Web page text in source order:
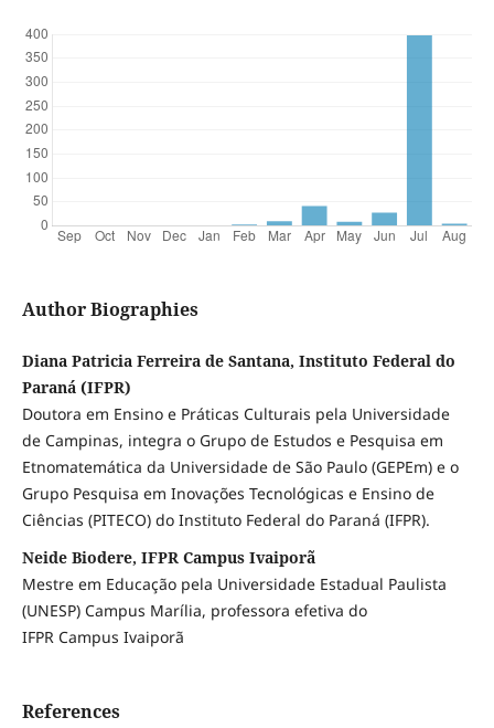
Author Biographies
Diana Patricia Ferreira de Santana, Instituto Federal do
Paraná (IFPR)
Doutora em Ensino e Práticas Culturais pela Universidade
de Campinas, integra o Grupo de Estudos e Pesquisa em
Etnomatemática da Universidade de São Paulo (GEPEm) e o
Grupo Pesquisa em Inovações Tecnológicas e Ensino de
Ciências (PITECO) do Instituto Federal do Paraná (IFPR).
Neide Biodere, IFPR Campus Ivaiporã
Mestre em Educação pela Universidade Estadual Paulista
(UNESP) Campus Marília, professora efetiva do
IFPR Campus Ivaiporã
References